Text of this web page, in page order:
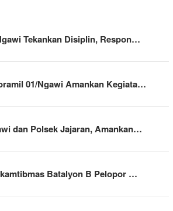
Tekankan Disiplin, Respon…
01/Ngawi Amankan Kegiata…
dan Polsek Jajaran, Amankan…
Batalyon B Pelopor …